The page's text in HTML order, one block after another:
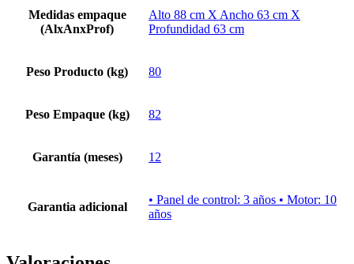
Medidas empaque
(AlxAnxProf)
Alto 88 cm X Ancho 63 cm X
Profundidad 63 cm
Peso Producto (kg) 80
Peso Empaque (kg) 82
Garantía (meses) 12
Garantia adicional
• Panel de control: 3 años • Motor: 10
años